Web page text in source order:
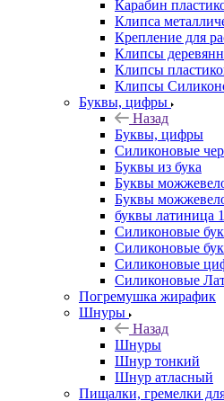
Карабин
Клипса
Крепление для
Клипсы
Клипсы
Клипсы
Буквы, цифры
Назад
Буквы, цифры
Силиконовые
Буквы из бука
Буквы
Буквы
буквы латиница
Силиконовые
Силиконовые
Силиконовые
Силиконовые
Погремушка жирафик
Шнуры
Назад
Шнуры
Шнур тонкий
Шнур атласный
Пищалки, гремелки